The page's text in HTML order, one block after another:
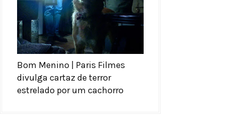
Bom Menino | Paris Filmes
divulga cartaz de terror
estrelado por um cachorro